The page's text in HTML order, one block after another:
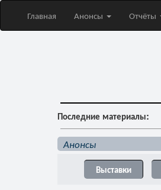
Главная Анонсы Отчёты
Последние материалы:
Анонсы
Выставки